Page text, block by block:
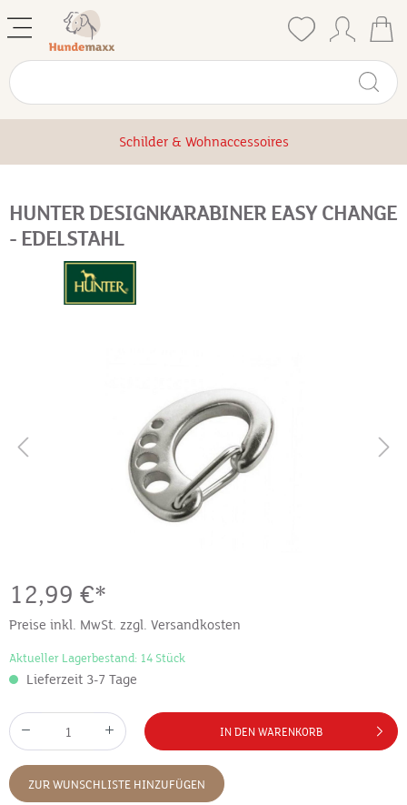
Schilder & Wohnaccessoires
HUNTER DESIGNKARABINER EASY CHANGE
- EDELSTAHL
12,99 €*
Preise inkl. MwSt. zzgl. Versandkosten
Aktueller Lagerbestand: 14 Stück
Lieferzeit 3-7 Tage
IN DEN WARENKORB
ZUR WUNSCHLISTE HINZUFÜGEN